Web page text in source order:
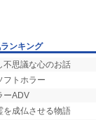
ンキング
不思議な心のお話
フトホラー
ーADV
を成仏させる物語